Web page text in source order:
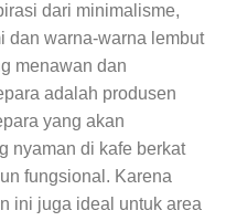
dari minimalisme,
dan warna-warna lembut
menawan dan
adalah produsen
yang akan
nyaman di kafe berkat
fungsional. Karena
ini juga ideal untuk area